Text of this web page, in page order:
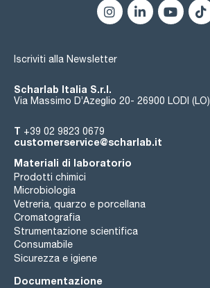
Iscriviti alla Newsletter
Scharlab Italia S.r.l.
Via Massimo D’Azeglio 20- 26900 LODI (LO)
T +39 02 9823 0679
customerservice@scharlab.it
Materiali di laboratorio
Prodotti chimici
Microbiologia
Vetreria, quarzo e porcellana
Cromatografia
Strumentazione scientifica
Consumabile
Sicurezza e igiene
Documentazione